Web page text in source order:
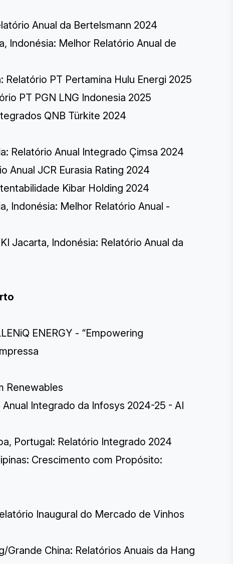
Anual da Bertelsmann 2024
Indonésia: Melhor Relatório Anual de
Relatório PT Pertamina Hulu Energi 2025
PT PGN LNG Indonesia 2025
QNB Türkite 2024
Relatório Anual Integrado Çimsa 2024
Anual JCR Eurasia Rating 2024
Kibar Holding 2024
Indonésia: Melhor Relatório Anual -
Jacarta, Indonésia: Relatório Anual da
ENERGY - “Empowering
Renewables
Integrado da Infosys 2024-25 - AI
Portugal: Relatório Integrado 2024
Crescimento com Propósito:
Inaugural do Mercado de Vinhos
China: Relatórios Anuais da Hang